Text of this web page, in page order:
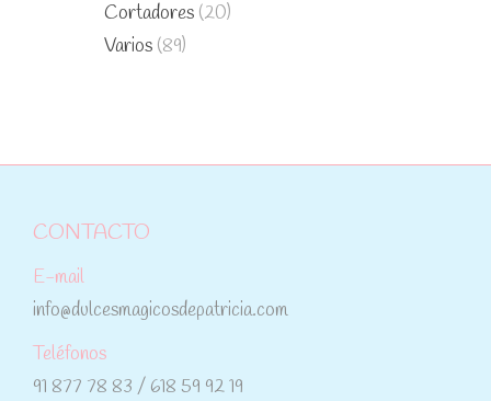
Cortadores (20)
Varios (89)
CONTACTO
E-mail
info@dulcesmagicosdepatricia.com
Teléfonos
91 877 78 83 / 618 59 92 19